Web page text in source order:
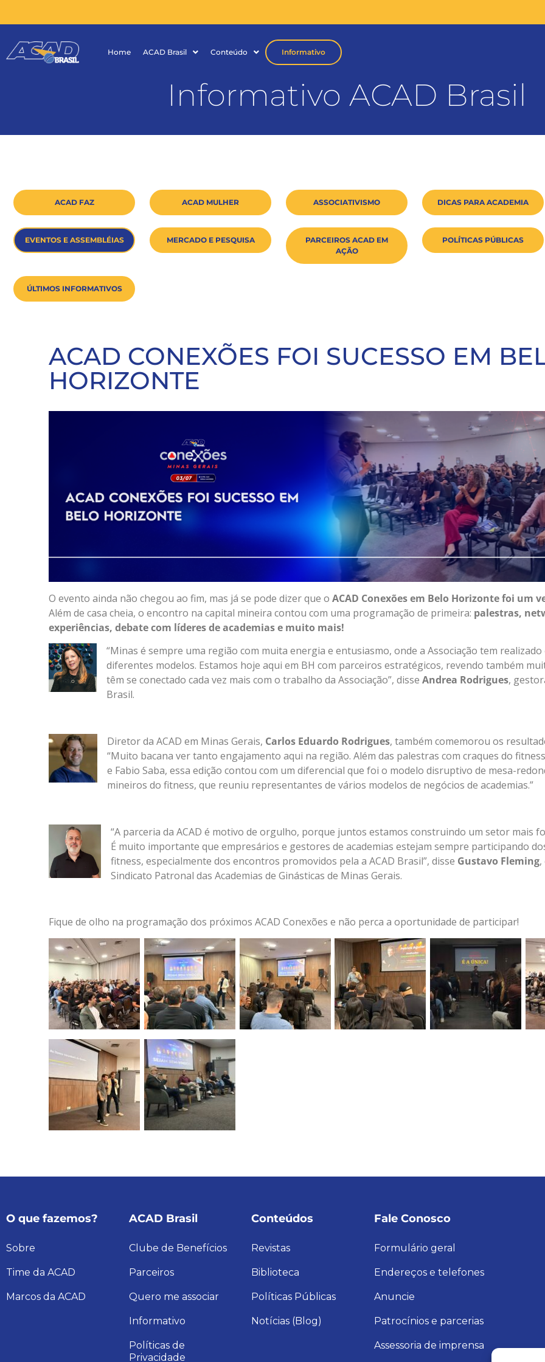
Home ACAD Brasil Conteúdo Informativo
Informativo ACAD Brasil
ACAD FAZ ACAD MULHER ASSOCIATIVISMO DICAS PARA ACADEMIA
EVENTOS E ASSEMBLÉIAS MERCADO E PESQUISA
PARCEIROS ACAD EM
AÇÃO
POLÍTICAS PÚBLICAS
ÚLTIMOS INFORMATIVOS
ACAD CONEXÕES FOI SUCESSO EM
HORIZONTE
O evento ainda não chegou ao fim, mas já se pode dizer que o ACAD Conexões em Belo Horizonte foi um
Além de casa cheia, o encontro na capital mineira contou com uma programação de primeira: palestras,
experiências, debate com líderes de academias e muito mais!
“Minas é sempre uma região com muita energia e entusiasmo, onde a Associação tem
diferentes modelos. Estamos hoje aqui em BH com parceiros estratégicos, revendo também
têm se conectado cada vez mais com o trabalho da Associação”, disse Andrea Rodrigues,
Brasil.
Diretor da ACAD em Minas Gerais, Carlos Eduardo Rodrigues, também comemorou os
“Muito bacana ver tanto engajamento aqui na região. Além das palestras com craques do
e Fabio Saba, essa edição contou com um diferencial que foi o modelo disruptivo de mesa-
mineiros do fitness, que reuniu representantes de vários modelos de negócios de academias.”
“A parceria da ACAD é motivo de orgulho, porque juntos estamos construindo um setor mais
É muito importante que empresários e gestores de academias estejam sempre participando
fitness, especialmente dos encontros promovidos pela a ACAD Brasil”, disse Gustavo Fleming
Sindicato Patronal das Academias de Ginásticas de Minas Gerais.
Fique de olho na programação dos próximos ACAD Conexões e não perca a oportunidade de participar!
O que fazemos?
Sobre
Time da ACAD
Marcos da ACAD
ACAD Brasil
Clube de Benefícios
Parceiros
Quero me associar
Informativo
Políticas de
Privacidade
Conteúdos
Revistas
Biblioteca
Políticas Públicas
Notícias (Blog)
Fale Conosco
Formulário geral
Endereços e telefones
Anuncie
Patrocínios e parcerias
Assessoria de imprensa